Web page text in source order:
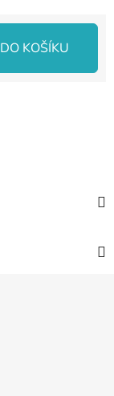
DO KOŠÍKU